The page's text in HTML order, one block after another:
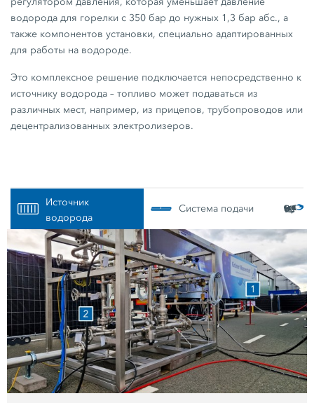
водорода для горелки с 350 бар до нужных 1,3 бар абс., а
также компонентов установки, специально адаптированных
для работы на водороде.
Это комплексное решение подключается непосредственно к
источнику водорода – топливо может подаваться из
различных мест, например, из прицепов, трубопроводов или
децентрализованных электролизеров.
Источник
водорода
Система подачи